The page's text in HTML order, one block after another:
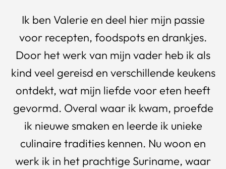
Ik ben Valerie en deel hier mijn passie
voor recepten, foodspots en drankjes.
Door het werk van mijn vader heb ik als
kind veel gereisd en verschillende keukens
ontdekt, wat mijn liefde voor eten heeft
gevormd. Overal waar ik kwam, proefde
ik nieuwe smaken en leerde ik unieke
culinaire tradities kennen. Nu woon en
werk ik in het prachtige Suriname, waar